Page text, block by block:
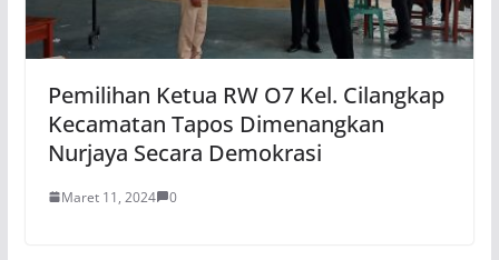
Pemilihan Ketua RW O7 Kel. Cilangkap
Kecamatan Tapos Dimenangkan
Nurjaya Secara Demokrasi
Maret 11, 2024 0